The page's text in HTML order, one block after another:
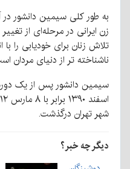
به طور کلی سیمین دانشور
زن ایرانی در مرحله‌ای از
تلاش زنان برای خودیابی را با
ناشناخته‌ تر از دنیای مردان
شهر تهران درگذشت.
دیگر چه خبر؟